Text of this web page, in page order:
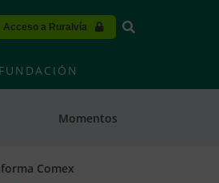
Acceso a Ruralvía Vinculo -
Comex
Momentos
FUNDACIÓN